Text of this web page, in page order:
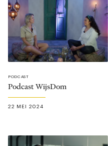
PODCAST
Podcast WijsDom
22 MEI 2024